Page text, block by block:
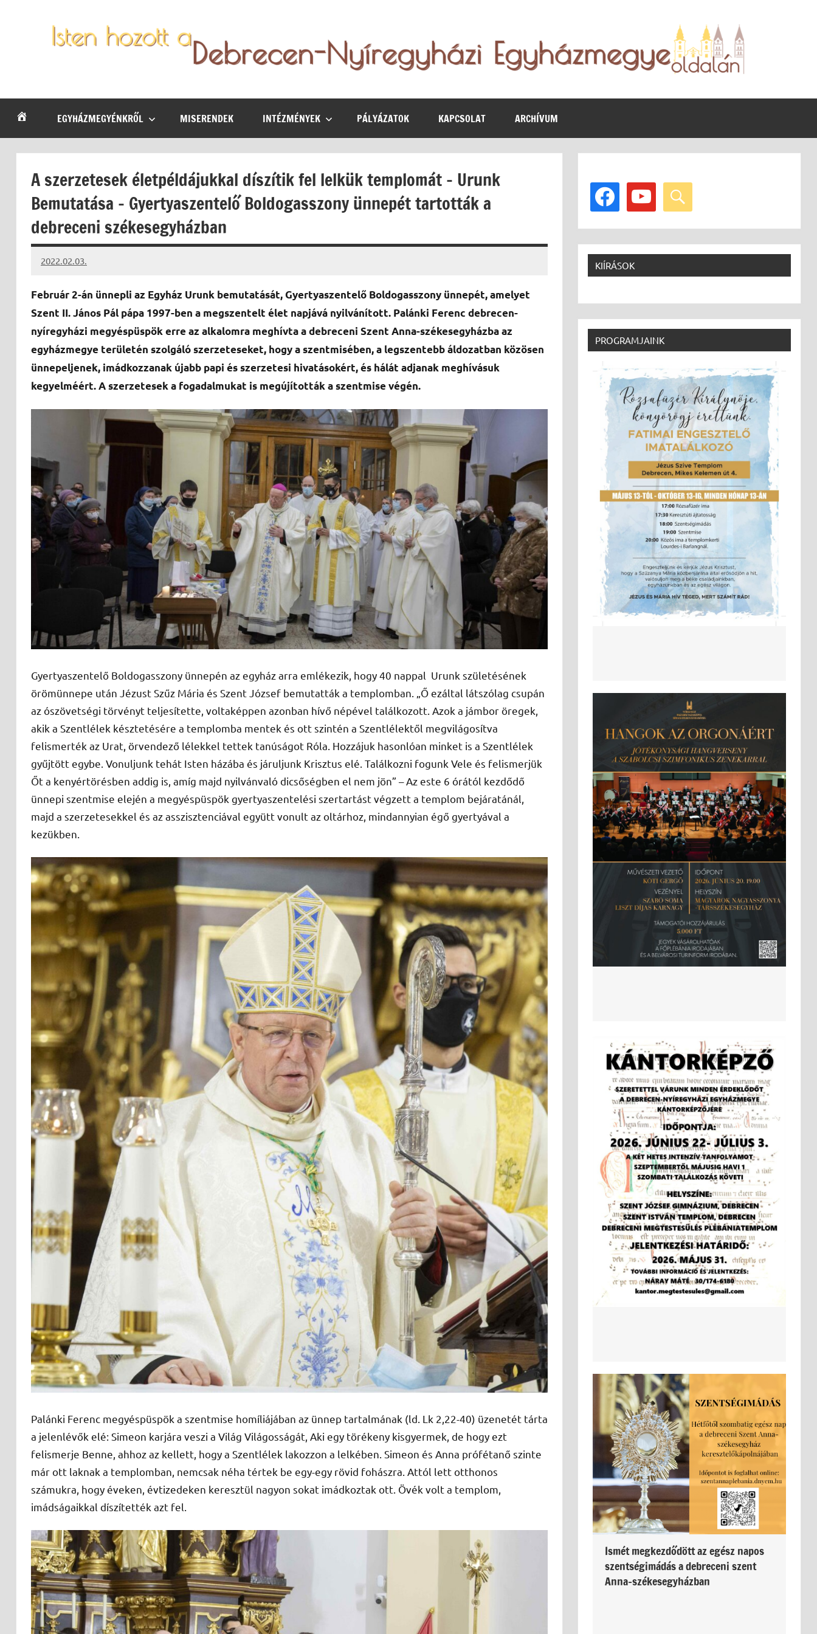
Debrecen-
Nyíregyházi
Egyházmegye
hírei,
programjaiEGYHÁZMEGYÉNKRŐL MISERENDEK INTÉZMÉNYEK PÁLYÁZATOK KAPCSOLAT ARCHÍVUM
A szerzetesek életpéldájukkal díszítik fel lelkük templomát – Urunk
Bemutatása – Gyertyaszentelő Boldogasszony ünnepét tartották a
debreceni székesegyházban
2022.02.03.
kovacs.agi
Február 2-án ünnepli az Egyház Urunk bemutatását, Gyertyaszentelő Boldogasszony ünnepét, amelyet
Szent II. János Pál pápa 1997-ben a megszentelt élet napjává nyilvánított. Palánki Ferenc debrecen-
nyíregyházi megyéspüspök erre az alkalomra meghívta a debreceni Szent Anna-székesegyházba az
egyházmegye területén szolgáló szerzeteseket, hogy a szentmisében, a legszentebb áldozatban közösen
ünnepeljenek, imádkozzanak újabb papi és szerzetesi hivatásokért, és hálát adjanak meghívásuk
kegyelméért. A szerzetesek a fogadalmukat is megújították a szentmise végén.
Gyertyaszentelő Boldogasszony ünnepén az egyház arra emlékezik, hogy 40 nappal Urunk születésének
örömünnepe után Jézust Szűz Mária és Szent József bemutatták a templomban. „Ő ezáltal látszólag csupán
az ószövetségi törvényt teljesítette, voltaképpen azonban hívő népével találkozott. Azok a jámbor öregek,
akik a Szentlélek késztetésére a templomba mentek és ott szintén a Szentlélektől megvilágosítva
felismerték az Urat, örvendező lélekkel tettek tanúságot Róla. Hozzájuk hasonlóan minket is a Szentlélek
gyűjtött egybe. Vonuljunk tehát Isten házába és járuljunk Krisztus elé. Találkozni fogunk Vele és felismerjük
Őt a kenyértörésben addig is, amíg majd nyilvánvaló dicsőségben el nem jön” – Az este 6 órától kezdődő
ünnepi szentmise elején a megyéspüspök gyertyaszentelési szertartást végzett a templom bejáratánál,
majd a szerzetesekkel és az asszisztenciával együtt vonult az oltárhoz, mindannyian égő gyertyával a
kezükben.
Palánki Ferenc megyéspüspök a szentmise homíliájában az ünnep tartalmának (ld. Lk 2,22-40) üzenetét tárta
a jelenlévők elé: Simeon karjára veszi a Világ Világosságát, Aki egy törékeny kisgyermek, de hogy ezt
felismerje Benne, ahhoz az kellett, hogy a Szentlélek lakozzon a lelkében. Simeon és Anna prófétanő szinte
már ott laknak a templomban, nemcsak néha tértek be egy-egy rövid fohászra. Attól lett otthonos
számukra, hogy éveken, évtizedeken keresztül nagyon sokat imádkoztak ott. Övék volt a templom,
imádságaikkal díszítették azt fel.
facebook youtube search
KIÍRÁSOK
PROGRAMJAINK
Ismét megkezdődött az egész napos
szentségimádás a debreceni szent
Anna-székesegyházban